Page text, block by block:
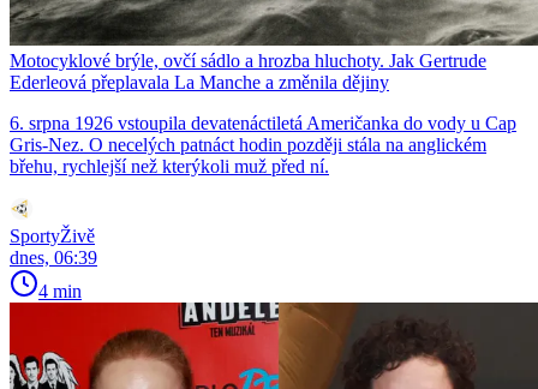
Motocyklové brýle, ovčí sádlo a hrozba hluchoty. Jak Gertrude
Ederleová přeplavala La Manche a změnila dějiny
6. srpna 1926 vstoupila devatenáctiletá Američanka do vody u Cap
Gris-Nez. O necelých patnáct hodin později stála na anglickém
břehu, rychlejší než kterýkoli muž před ní.
SportyŽivě
dnes, 06:39
4 min